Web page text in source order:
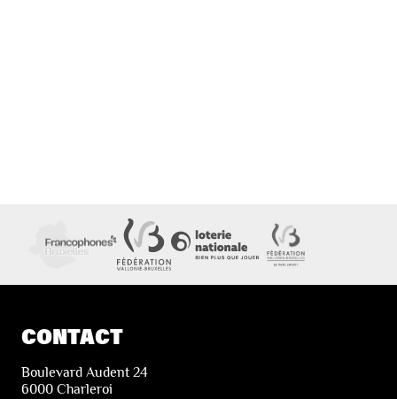
CONTACT
Boulevard Audent 24
6000 Charleroi